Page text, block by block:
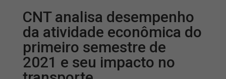
CNT analisa desempenho
da atividade econômica do
primeiro semestre de
2021 e seu impacto no